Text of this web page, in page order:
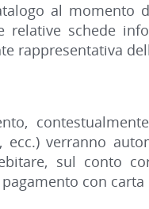
al momento
schede
rappresentativa
verranno
sul conto
con